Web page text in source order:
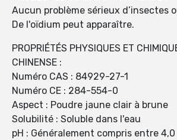
Aucun problème sérieux d’insectes
De l'oïdium peut apparaître.
PROPRIÉTÉS PHYSIQUES ET
CHINENSE :
Numéro CAS : 84929-27-1
Numéro CE : 284-554-0
Aspect : Poudre jaune clair à brune
Solubilité : Soluble dans l'eau
pH : Généralement compris entre 4,0